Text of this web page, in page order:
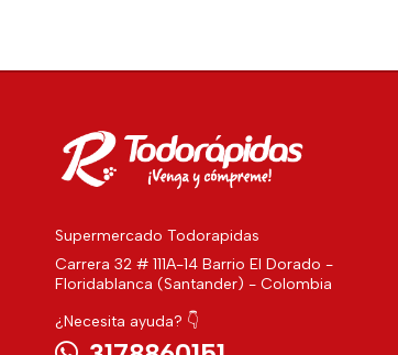
Supermercado Todorapidas
Carrera 32 # 111A-14 Barrio El Dorado -
Floridablanca (Santander) - Colombia
¿Necesita ayuda? 👇